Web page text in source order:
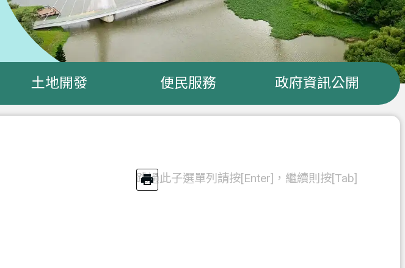
土地開發 便民服務 政府資訊公開
跳過此子選單列請按[Enter]，繼續則按[Tab]